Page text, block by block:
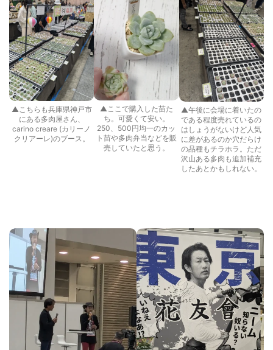
▲こちらも兵庫県神戸市
にある多肉屋さん、
carino creare (カリーノ
クリアーレ)のブース。
▲ここで購入した苗た
ち。可愛くて安い。
250、500円均一のカッ
ト苗や多肉弁当などを販
売していたと思う。
▲午後に会場に着いたの
である程度売れているの
はしょうがないけど人気
に差があるのか穴だらけ
の品種もチラホラ。ただ
沢山ある多肉も追加補充
したあとかもしれない。